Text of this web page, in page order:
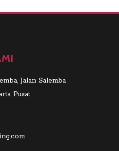
Jalan Salemba
Pusat